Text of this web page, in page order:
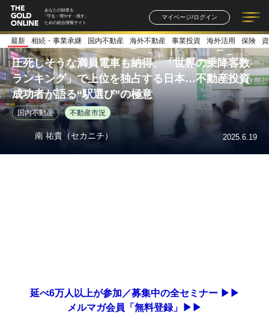
あなたの財産を
「守る・増やす・残す」
ための総合情報サイト
マイページ/ログイン
記事一覧 連載一覧
著者一覧 書籍一覧
最新 相続・事業承継 国内不動産 海外不動産 事業投資 海外活用 保険
圧死しそうな満員電車も納得、「世界の乗降客数
ランキング」で上位を独占する日本…不動産投資
成功者が語る“駅選び”の極意
国内不動産 不動産市況
南 祐貴（セカニチ） 2025.6.19
延べ6万人以上が参加／募集中の全セミナー ▶▶
メルマガ会員「無料登録」▶▶